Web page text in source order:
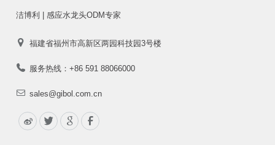
洁博利 | 感应水龙头ODM专家
福建省福州市高新区两园科技园3号楼
服务热线：+86 591 88066000
sales@gibol.com.cn